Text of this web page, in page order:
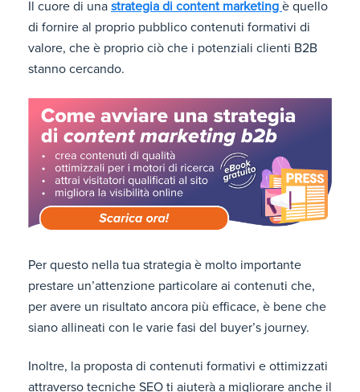
Il cuore di una strategia di content marketing è quello
di fornire al proprio pubblico contenuti formativi di
valore, che è proprio ciò che i potenziali clienti B2B
stanno cercando.
Per questo nella tua strategia è molto importante
prestare un’attenzione particolare ai contenuti che,
per avere un risultato ancora più efficace, è bene che
siano allineati con le varie fasi del buyer’s journey.
Inoltre, la proposta di contenuti formativi e ottimizzati
attraverso tecniche SEO ti aiuterà a migliorare anche il